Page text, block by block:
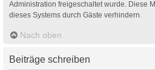
Administration freigeschaltet wurde. Diese
dieses Systems durch Gäste verhindern.
Nach oben
Beiträge schreiben